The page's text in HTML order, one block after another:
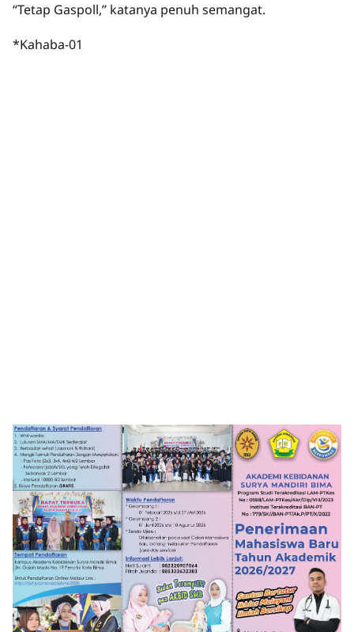
“Tetap Gaspoll,” katanya penuh semangat.
*Kahaba-01